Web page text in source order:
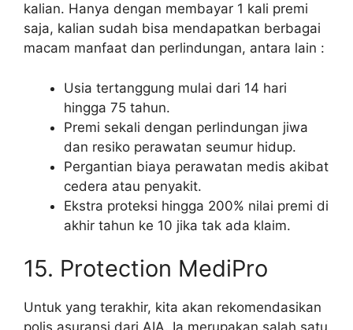
kalian. Hanya dengan membayar 1 kali premi
saja, kalian sudah bisa mendapatkan berbagai
macam manfaat dan perlindungan, antara lain :
Usia tertanggung mulai dari 14 hari
hingga 75 tahun.
Premi sekali dengan perlindungan jiwa
dan resiko perawatan seumur hidup.
Pergantian biaya perawatan medis akibat
cedera atau penyakit.
Ekstra proteksi hingga 200% nilai premi di
akhir tahun ke 10 jika tak ada klaim.
15. Protection MediPro
Untuk yang terakhir, kita akan rekomendasikan